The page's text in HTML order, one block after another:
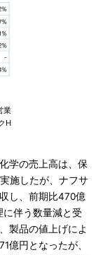
業
H
学の売上高は、保
施したが、ナフサ
し、前期比470億
伴う数量減と受
製品の値上げによ
億円となったが、